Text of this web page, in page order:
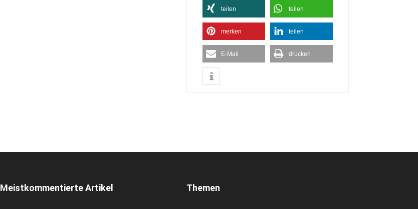
teilen teilen
merken teilen
E-Mail drucken
Meistkommentierte Artikel Themen